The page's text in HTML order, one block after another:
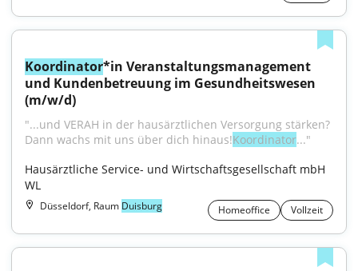
Koordinator*in Veranstaltungsmanagement
und Kundenbetreuung im Gesundheitswesen
(m/w/d)
"...und VERAH in der hausärztlichen Versorgung stärken?
Dann wachs mit uns über dich hinaus!Koordinator..."
Hausärztliche Service- und Wirtschaftsgesellschaft mbH
WL
Düsseldorf, Raum Duisburg Homeoffice Vollzeit